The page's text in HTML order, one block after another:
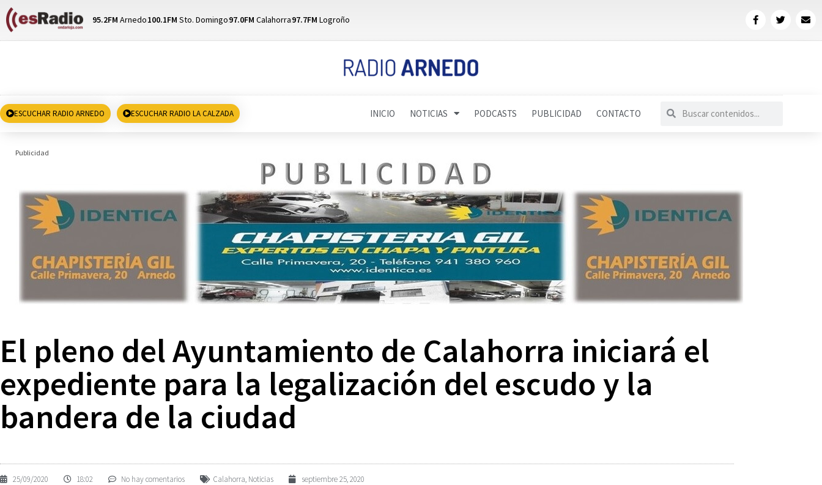
95.2FM Arnedo100.1FM Sto. Domingo97.0FM Calahorra97.7FM Logroño
ESCUCHAR RADIO ARNEDO ESCUCHAR RADIO LA CALZADA INICIO NOTICIAS PODCASTS PUBLICIDAD CONTACTO
Publicidad
El pleno del Ayuntamiento de Calahorra iniciará el
expediente para la legalización del escudo y la
bandera de la ciudad
25/09/2020 18:02 No hay comentarios Calahorra, Noticias septiembre 25, 2020